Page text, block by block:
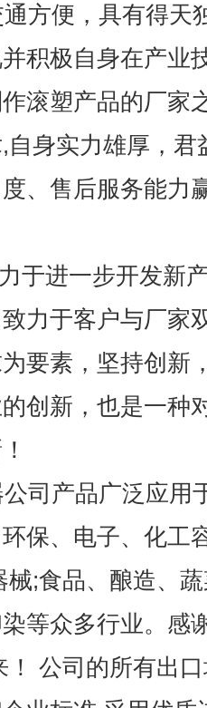
方便，具有得天
积极自身在产业
滚塑产品的厂家
自身实力雄厚，
、售后服务能力
于进一步开发新
力于客户与厂家
要素，坚持创新
创新，也是一种
司产品广泛应用
保、电子、化工
械;食品、酿造、
等众多行业。感
公司的所有出